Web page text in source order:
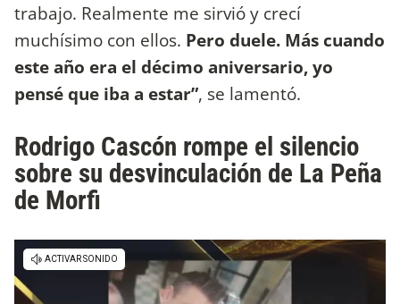
trabajo. Realmente me sirvió y crecí
muchísimo con ellos. Pero duele. Más cuando
este año era el décimo aniversario, yo
pensé que iba a estar”, se lamentó.
Rodrigo Cascón rompe el silencio
sobre su desvinculación de La Peña
de Morfi